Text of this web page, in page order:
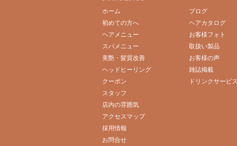
ホーム
初めての方へ
ヘアメニュー
スパメニュー
美艶・髪質改善
ヘッドヒーリング
クーポン
スタッフ
店内の雰囲気
アクセスマップ
採用情報
お問合せ
ブログ
ヘアカタログ
お客様フォト
取扱い製品
お客様の声
雑誌掲載
ドリンクサービス